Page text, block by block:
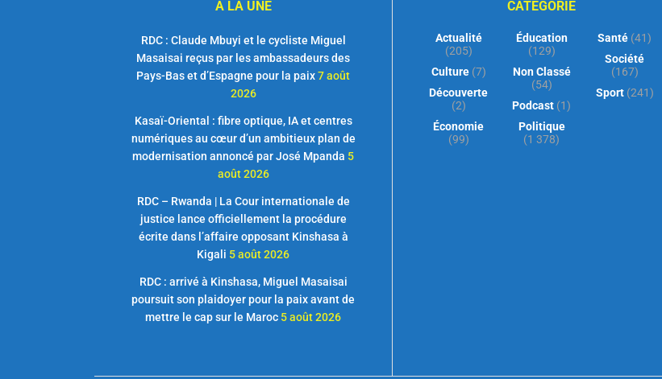
A LA UNE
RDC : Claude Mbuyi et le cycliste Miguel
Masaisai reçus par les ambassadeurs des
Pays-Bas et d’Espagne pour la paix7 août
2026
Kasaï-Oriental : fibre optique, IA et centres
numériques au cœur d’un ambitieux plan de
modernisation annoncé par José Mpanda 5
août 2026
RDC – Rwanda | La Cour internationale de
justice lance officiellement la procédure
écrite dans l’affaire opposant Kinshasa à
Kigali 5 août 2026
RDC : arrivé à Kinshasa, Miguel Masaisai
poursuit son plaidoyer pour la paix avant de
mettre le cap sur le Maroc 5 août 2026
CATEGORIE
Actualité
(205)
Culture(7)
Découverte
(2)
Économie
(99)
Éducation
(129)
Non Classé
(54)
Podcast (1)
Politique
(1 378)
Santé (41)
Société
(167)
Sport(241)